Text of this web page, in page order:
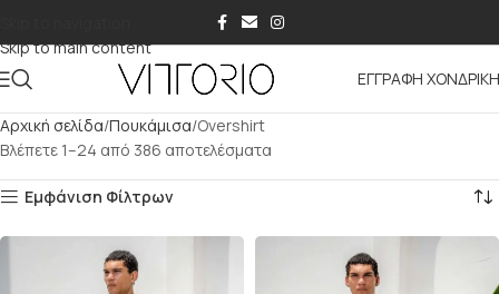
Skip to main content
ΕΓΓΡΑΦΗ
Αρχική σελίδα Πουκάμισα Overshirt
Βλέπετε 1–24 από 386 αποτελέσματα
Εμφάνιση Φίλτρων